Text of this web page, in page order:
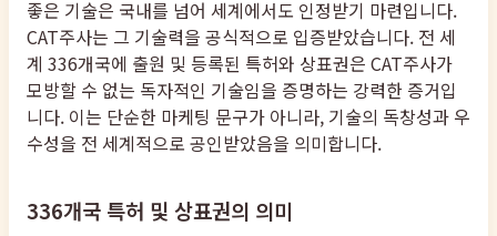
좋은 기술은 국내를 넘어 세계에서도 인정받기 마련입니다.
CAT주사는 그 기술력을 공식적으로 입증받았습니다. 전 세
계 336개국에 출원 및 등록된 특허와 상표권은 CAT주사가
모방할 수 없는 독자적인 기술임을 증명하는 강력한 증거입
니다. 이는 단순한 마케팅 문구가 아니라, 기술의 독창성과 우
수성을 전 세계적으로 공인받았음을 의미합니다.
336개국 특허 및 상표권의 의미